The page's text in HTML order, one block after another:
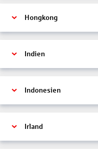
Hongkong
Indien
Indonesien
Irland